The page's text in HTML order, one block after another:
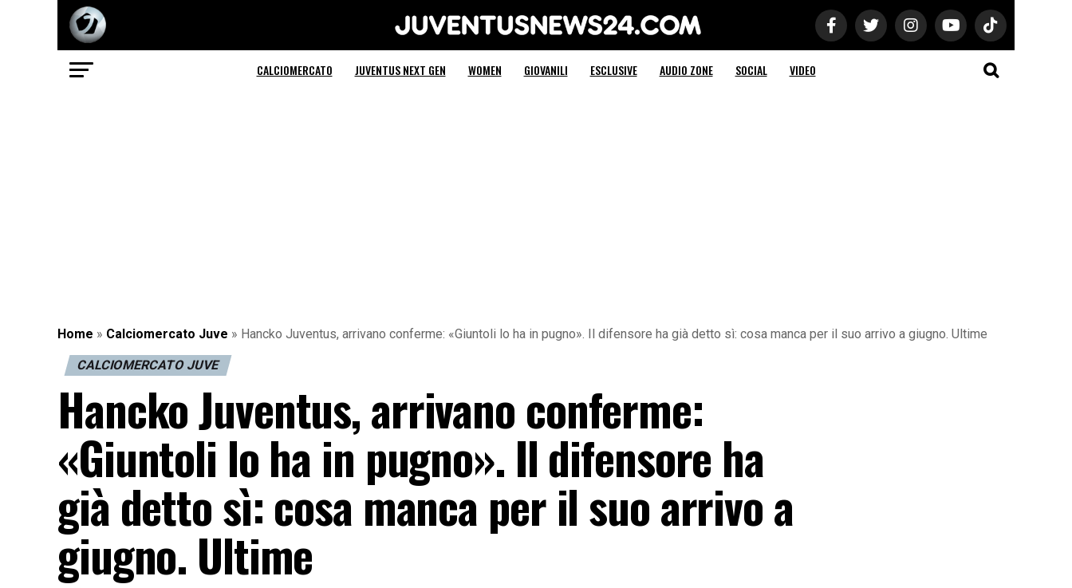
Juventus News 24
CALCIOMERCATO JUVENTUS NEXT GEN WOMEN GIOVANILI ESCLUSIVE AUDIO ZONE SOCIAL VIDEO
Home » Calciomercato Juve » Hancko Juventus, arrivano conferme: «Giuntoli lo ha in pugno». Il difensore ha già detto sì: cosa manca per il suo arrivo a giugno. Ultime
CALCIOMERCATO JUVE
Hancko Juventus, arrivano conferme:
«Giuntoli lo ha in pugno». Il difensore ha
già detto sì: cosa manca per il suo arrivo a
giugno. Ultime